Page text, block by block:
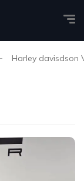
Harley davisdson